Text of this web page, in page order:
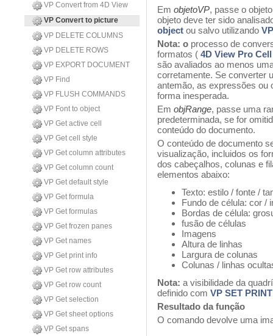
VP Convert from 4D View
VP Convert to picture
VP DELETE COLUMNS
VP DELETE ROWS
VP EXPORT DOCUMENT
VP Find
VP FLUSH COMMANDS
VP Font to object
VP Get active cell
VP Get cell style
VP Get column attributes
VP Get column count
VP Get default style
VP Get formula
VP Get formulas
VP Get frozen panes
VP Get names
VP Get print info
VP Get row attributes
VP Get row count
VP Get selection
VP Get sheet options
VP Get spans
Em objetoVP, passe o
objeto deve ter sido
object ou salvo utilizando
Nota: o processo de
formatos ( 4D View Pro
são avaliados ao menos
corretamente. Se converter
antemão, as expressões ou
forma inesperada.
Em objRange, passe uma
predeterminada, se for
conteúdo do documento.
O conteúdo de documento
visualização, incluidos os
dos cabeçalhos, colunas e
elementos abaixo:
Texto: estilo / fonte /
Fundo de célula: cor /
Bordas de célula:
fusão de células
Imagens
Altura de linhas
Largura de colunas
Colunas / linhas
Nota: a visibilidade da
definido com VP SET
Resultado da função
O comando devolve uma